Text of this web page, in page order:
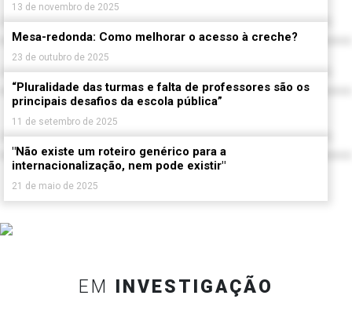
13 de novembro de 2025
Mesa-redonda: Como melhorar o acesso à creche?
23 de outubro de 2025
“Pluralidade das turmas e falta de professores são os
principais desafios da escola pública”
11 de setembro de 2025
"Não existe um roteiro genérico para a
internacionalização, nem pode existir"
21 de maio de 2025
EM INVESTIGAÇÃO